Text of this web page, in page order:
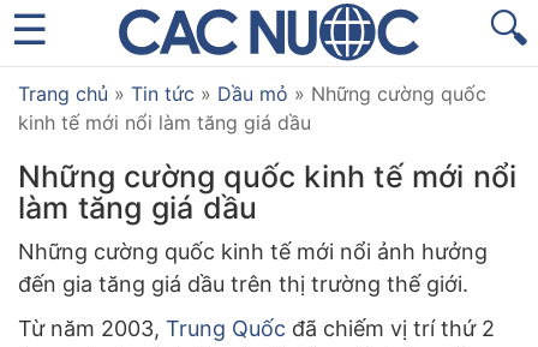
🔍
Trang chủ » Tin tức » Dầu mỏ » Những cường quốc
kinh tế mới nổi làm tăng giá dầu
Những cường quốc kinh tế mới nổi
làm tăng giá dầu
Những cường quốc kinh tế mới nổi ảnh hưởng
đến gia tăng giá dầu trên thị trường thế giới.
Từ năm 2003, Trung Quốc đã chiếm vị trí thứ 2